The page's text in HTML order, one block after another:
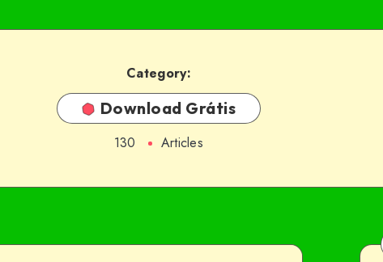
Category:
Download Grátis
130 Articles